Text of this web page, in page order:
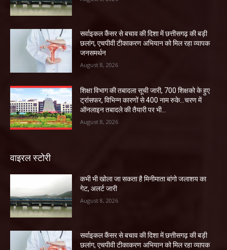
सर्वाइकल कैंसर से बचाव की दिशा में छत्तीसगढ़ की बड़ी
छलांग, एचपीवी टीकाकरण अभियान को मिल रहा व्यापक
जनसमर्थन
August 8, 2026
शिक्षा विभाग की तबादला सूची जारी, 700 शिक्षको के हुए
ट्रांसफर, विभिन्न कारणों से 400 नाम रुके…चरण में
ऑनलाइन तबादले की तैयारी पर भी...
August 8, 2026
वाइरल स्टोरी
कभी भी खोला जा सकता है मिनीमाता बांगो जलाशय का
गेट, अलर्ट जारी
August 8, 2026
सर्वाइकल कैंसर से बचाव की दिशा में छत्तीसगढ़ की बड़ी
छलांग, एचपीवी टीकाकरण अभियान को मिल रहा व्यापक